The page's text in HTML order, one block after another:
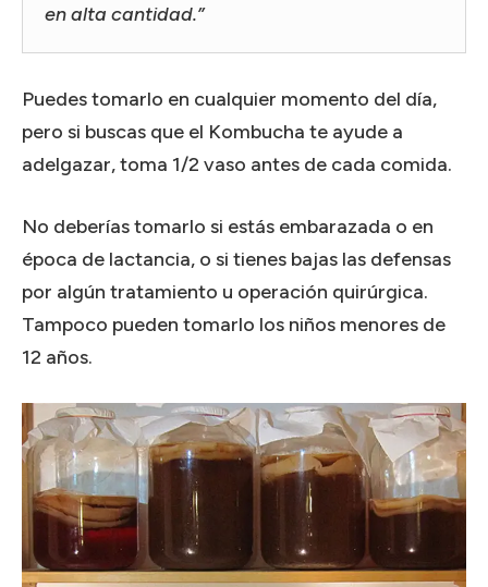
en alta cantidad.”
Puedes tomarlo en cualquier momento del día,
pero si buscas que el Kombucha te ayude a
adelgazar, toma 1/2 vaso antes de cada comida.
No deberías tomarlo si estás embarazada o en
época de lactancia, o si tienes bajas las defensas
por algún tratamiento u operación quirúrgica.
Tampoco pueden tomarlo los niños menores de
12 años.